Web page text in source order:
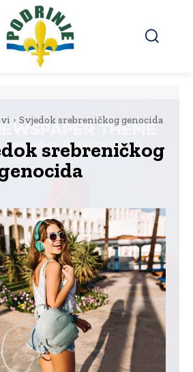
Svjedok srebreničkog genocida
srebreničkog